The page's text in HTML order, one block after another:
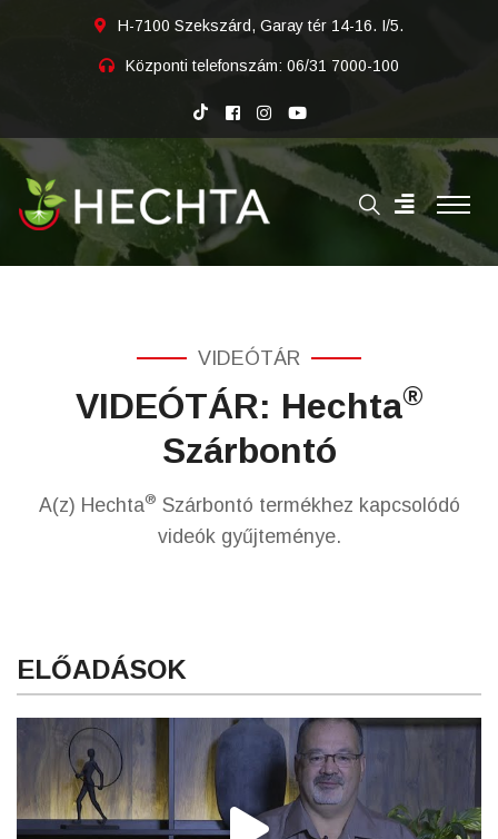
H-7100 Szekszárd, Garay tér 14-16. I/5.
Központi telefonszám: 06/31 7000-100
VIDEÓTÁR
VIDEÓTÁR: Hechta®
Szárbontó
A(z) Hechta® Szárbontó termékhez kapcsolódó
videók gyűjteménye.
ELŐADÁSOK